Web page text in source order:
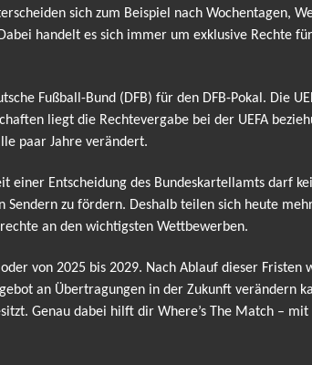
sich zum Beispiel nach Wochentagen,
handelt es sich immer um exklusive Rechte
Fußball-Bund (DFB) für den DFB-Pokal. Die
liegt die Rechtevergabe bei der UEFA
paar Jahre verändert.
Entscheidung des Bundeskartellamts darf
zu fördern. Deshalb teilen sich heute
an den wichtigsten Wettbewerben.
von 2025 bis 2029. Nach Ablauf dieser Fristen
an Übertragungen in der Zukunft verändern
Genau dabei hilft dir Where’s The Match – mit